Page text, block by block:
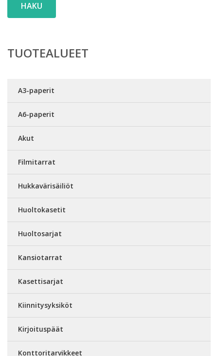
HAKU
TUOTEALUEET
A3-paperit
A6-paperit
Akut
Filmitarrat
Hukkavärisäiliöt
Huoltokasetit
Huoltosarjat
Kansiotarrat
Kasettisarjat
Kiinnitysyksiköt
Kirjoituspäät
Konttoritarvikkeet